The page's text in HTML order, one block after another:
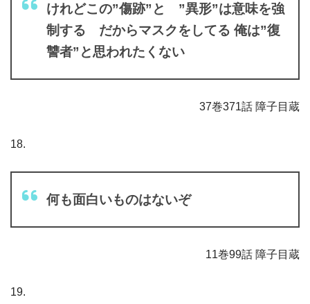
けれどこの”傷跡”と ”異形”は意味を強
制する だからマスクをしてる 俺は”復
讐者”と思われたくない
37巻371話 障子目蔵
18.
何も面白いものはないぞ
11巻99話 障子目蔵
19.